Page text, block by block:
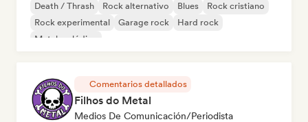
Death / Thrash Rock alternativo Blues
Rock cristiano
Rock experimental
Garage rock
Hard rock
Metal melódico
Comentarios detallados
Filhos do Metal
Medios De Comunicación/Periodista